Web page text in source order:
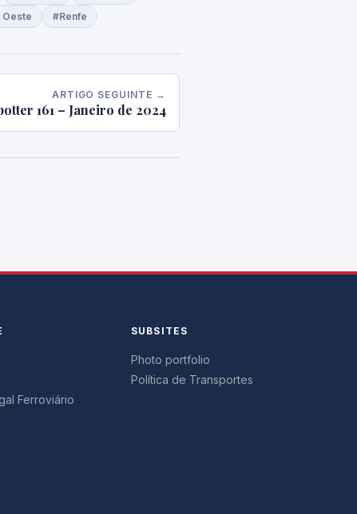
Oeste #Renfe
ARTIGO SEGUINTE →
161 – Janeiro de 2024
Ferroviário
SUBSITES
Photo portfolio
Política de Transportes